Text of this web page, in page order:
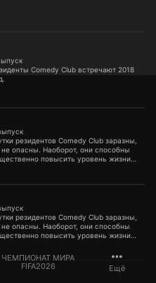
ЧЕМПИОНАТ МИРА
FIFA2026
Ещё
Comedy Club встречают 2018
резидентов Comedy Club заразны,
не опасны. Наоборот, они способны
повысить уровень жизни
падают со смеху, а настроение у
резидентов Comedy Club заразны,
не опасны. Наоборот, они способны
повысить уровень жизни
первого сезона даже доллар и
падают со смеху, а настроение у
растет прямо на глазах.